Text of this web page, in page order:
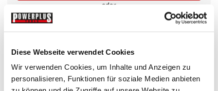
Diese Webseite verwendet Cookies
Wir verwenden Cookies, um Inhalte und Anzeigen zu
personalisieren, Funktionen für soziale Medien anbieten
oder
Beim Kauf dieses Artikels erhalten Sie:16 PowerPunkte.